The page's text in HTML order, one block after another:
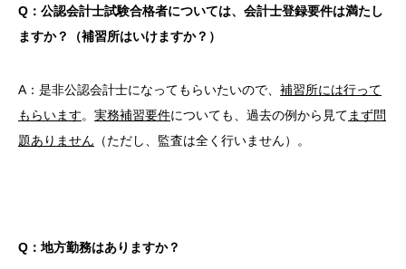
Q：公認会計士試験合格者については、会計士登録要件は満たし
ますか？（補習所はいけますか？）
A：是非公認会計士になってもらいたいので、 補習所には行って
もらいます。 実務補習要件についても、過去の例から見て まず問
題ありません （ただし、監査は全く行いません）。
Q：地方勤務はありますか？